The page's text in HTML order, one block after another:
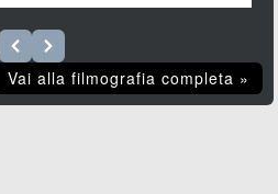
Vai alla filmografia completa »